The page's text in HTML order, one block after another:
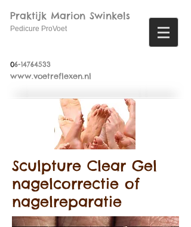
Praktijk Marion Swinkels
Pedicure ProVoet
06-14764533
www.voetreflexen.nl
Sculpture Clear Gel
nagelcorrectie of
nagelreparatie